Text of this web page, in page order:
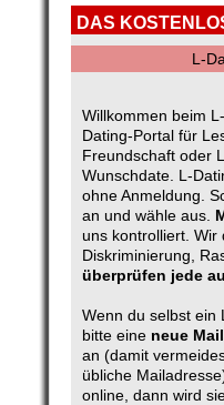
DAS
L-
Willkommen beim
Dating-Portal für
Freundschaft oder
Wunschdate. L-
ohne Anmeldung.
an und wähle aus.
uns kontrolliert. Wir
Diskriminierung,
überprüfen jede
Wenn du selbst ein
bitte eine neue
an (damit
übliche
online, dann wird